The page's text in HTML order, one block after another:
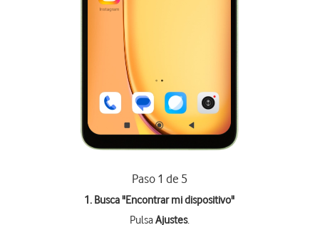
Paso 1 de 5
1. Busca "Encontrar mi dispositivo"
PulsaAjustes.